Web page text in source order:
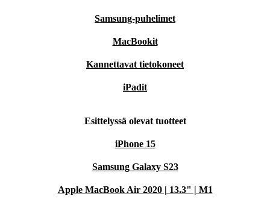
Samsung-puhelimet
MacBookit
Kannettavat tietokoneet
iPadit
Esittelyssä olevat tuotteet
iPhone 15
Samsung Galaxy S23
Apple MacBook Air 2020 | 13.3" | M1